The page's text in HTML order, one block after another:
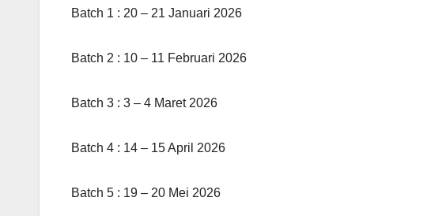
Batch 1 : 20 – 21 Januari 2026
Batch 2 : 10 – 11 Februari 2026
Batch 3 : 3 – 4 Maret 2026
Batch 4 : 14 – 15 April 2026
Batch 5 : 19 – 20 Mei 2026